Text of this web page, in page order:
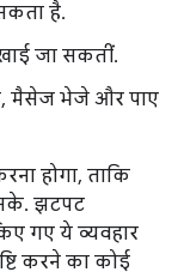
है.
जा सकतीं.
मैसेज भेजे और पाए
होगा, ताकि
सके. झटपट
गए ये व्यवहार
करने का कोई